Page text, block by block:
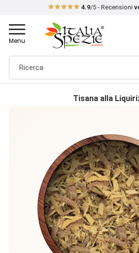
4.9/5 - Recensioni
Toggle
navigation
Menu
Tisana alla